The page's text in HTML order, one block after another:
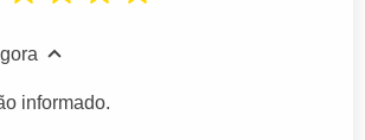
informado.